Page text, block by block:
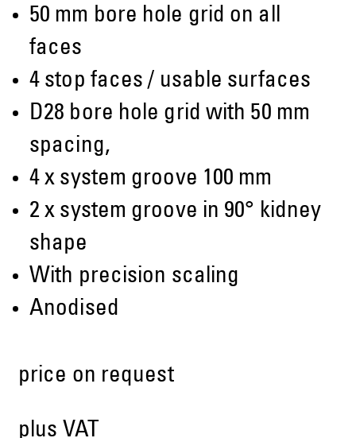
50 mm bore hole grid on all
faces
4 stop faces / usable surfaces
D28 bore hole grid with 50 mm
spacing,
4 x system groove 100 mm
2 x system groove in 90° kidney
shape
With precision scaling
Anodised
price on request
plus VAT